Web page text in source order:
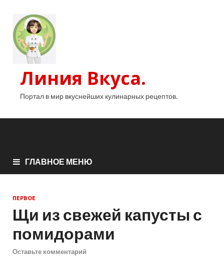
Линия Вкуса.
Портал в мир вкуснейших кулинарных рецептов.
ГЛАВНОЕ МЕНЮ
ПЕРВОЕ
Щи из свежей капусты с
помидорами
Оставьте комментарий